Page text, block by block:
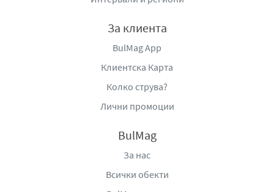
diavena@diavena.com,www.diavena.com
За клиента
BulMag App
Клиентска Карта
Колко струва?
Лични промоции
BulMag
За нас
Всички обекти